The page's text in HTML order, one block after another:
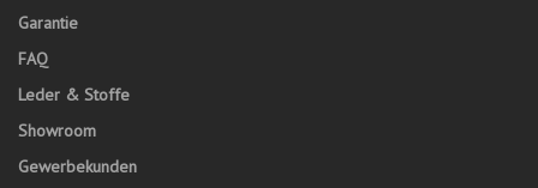
Garantie
FAQ
Leder & Stoffe
Showroom
Gewerbekunden